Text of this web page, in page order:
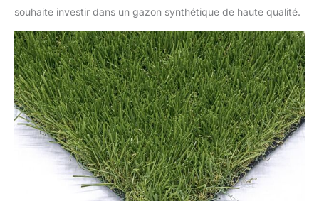
souhaite investir dans un gazon synthétique de haute qualité.